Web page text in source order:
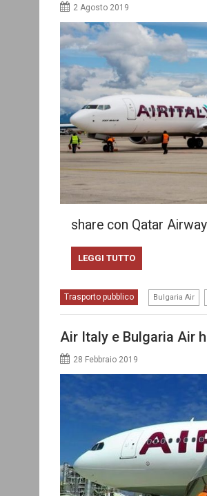
2 Agosto 2019
share con Qatar
LEGGI TUTTO
Trasporto pubblico Bulgaria Air
Air Italy e Bulgaria Air
28 Febbraio 2019